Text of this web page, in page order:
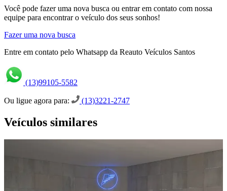
Você pode fazer uma nova busca ou entrar em contato com nossa
equipe para encontrar o veículo dos seus sonhos!
Fazer uma nova busca
Entre em contato pelo Whatsapp da Reauto Veículos Santos
(13)99105-5582
Ou ligue agora para: (13)3221-2747
Veículos similares